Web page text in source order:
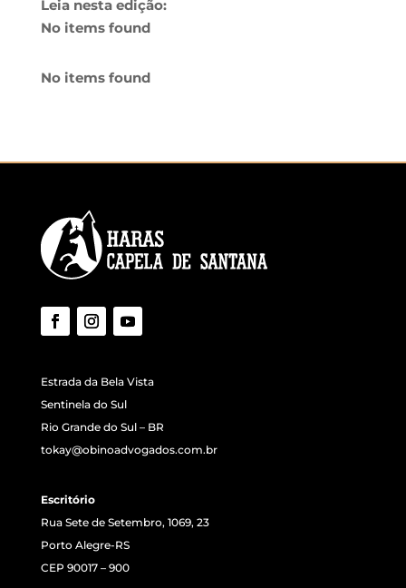
Leia nesta edição:
No items found
No items found
Estrada da Bela Vista
Sentinela do Sul
Rio Grande do Sul – BR
tokay@obinoadvogados.com.br
Escritório
Rua Sete de Setembro, 1069, 23
Porto Alegre-RS
CEP 90017 – 900